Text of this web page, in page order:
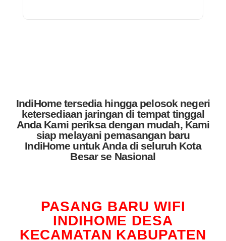
IndiHome tersedia hingga pelosok negeri
ketersediaan jaringan di tempat tinggal
Anda Kami periksa dengan mudah, Kami
siap melayani pemasangan baru
IndiHome untuk Anda di seluruh Kota
Besar se Nasional
PASANG BARU WIFI
INDIHOME DESA
KECAMATAN KABUPATEN